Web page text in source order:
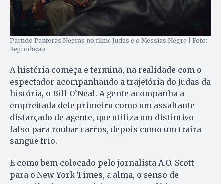
Partido Panteras Negras no filme Judas e o Messias Negro | Foto:
Reprodução
A história começa e termina, na realidade com o
espectador acompanhando a trajetória do Judas da
história, o Bill O’Neal. A gente acompanha a
empreitada dele primeiro como um assaltante
disfarçado de agente, que utiliza um distintivo
falso para roubar carros, depois como um traíra
sangue frio.
E como bem colocado pelo jornalista A.O. Scott
para o New York Times, a alma, o senso de